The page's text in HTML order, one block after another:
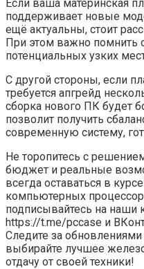
Если ваша материнская
поддерживает новые
ещё актуальны, стоит
При этом важно помнить
потенциальных узких
С другой стороны, если
требуется апгрейд
сборка нового ПК будет
позволит получить
современную систему,
Не торопитесь с
бюджет и реальные
всегда оставаться в
компьютерных
подписывайтесь на наши
https://t.me/pccase и
Следите за
выбирайте лучшее
отдачу от своей техники!